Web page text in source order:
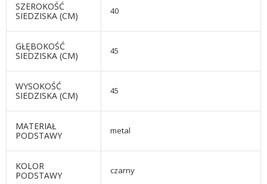
SZEROKOŚĆ
SIEDZISKA (CM)
40
GŁĘBOKOŚĆ
SIEDZISKA (CM)
45
WYSOKOŚĆ
SIEDZISKA (CM)
45
MATERIAŁ
PODSTAWY
metal
KOLOR
PODSTAWY
czarny